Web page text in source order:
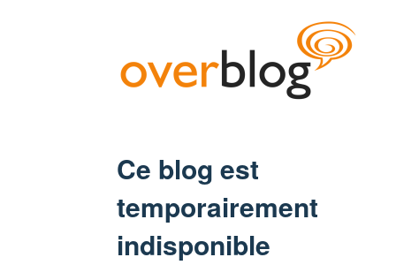
Ce blog est
temporairement
indisponible